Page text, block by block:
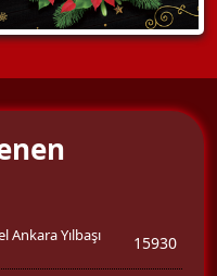
Yılbaşı
15930